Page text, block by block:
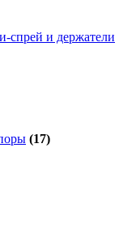
спрей и держатели
(17)